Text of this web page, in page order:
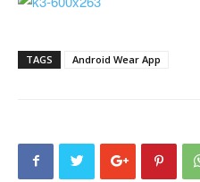
TAGS Android Wear App